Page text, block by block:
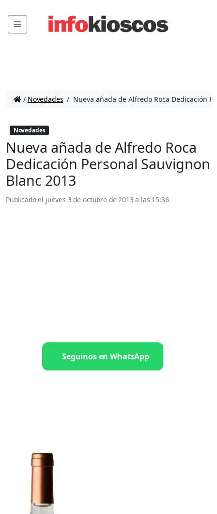
Menu
/ Novedades / Nueva añada de Alfredo Roca Dedicación
Novedades
Nueva añada de Alfredo Roca
Dedicación Personal Sauvignon
Blanc 2013
Publicado el jueves 3 de octubre de 2013 a las 15:36
Seguinos en WhatsApp